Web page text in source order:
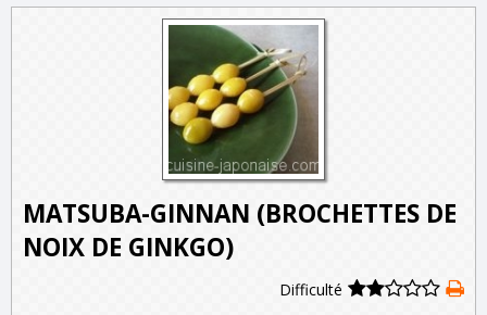
MATSUBA-GINNAN (BROCHETTES DE
NOIX DE GINKGO)
Difficulté